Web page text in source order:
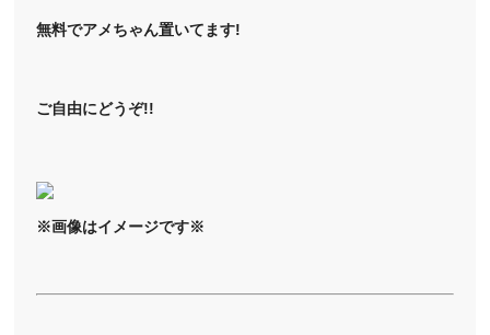
無料でアメちゃん置いてます!
ご自由にどうぞ!!
※画像はイメージです※